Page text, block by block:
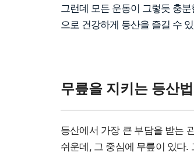
그런데 모든 운동이 그렇듯 충
으로 건강하게 등산을 즐길 수
무릎을 지키는 등산
등산에서 가장 큰 부담을 받는
쉬운데, 그 중심에 무릎이 있다